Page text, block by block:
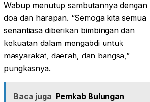
Wabup menutup sambutannya dengan
doa dan harapan. “Semoga kita semua
senantiasa diberikan bimbingan dan
kekuatan dalam mengabdi untuk
masyarakat, daerah, dan bangsa,”
pungkasnya.
Baca juga Pemkab Bulungan